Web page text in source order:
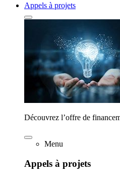
Appels à projets
Découvrez l’offre de
Menu
Appels à projets